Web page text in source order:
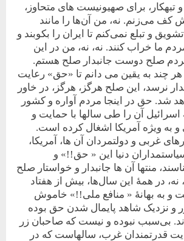
و تبهکار، برای صهیونیست های متحاوز،
می‌زنم. نه، من آن‌ها را مانند
و تبلع نمی‌کنم تا ایران را بکوبند و
ما خراب کنند. نه، نه، من در این
مردم صلح دوست جانبدار صلح هستم.
چند به یقین می دانم تا «حق» رعایت
نرسد، این صلح هرگز، هرگز، در خاور
شد. حق در اینجا مردم آواره و کشور
آن را طی سالها با حمایت و
به ویژه آمریکا اشغال کرده است.
غربی و دولتمردان آن ها، آمریکا،
سیاستمداران دنیا این « حق!!» و
منتها آن ها جانبدار و خواستار صلح
نه، در همۀ این سال‌ها، بیش از هفتاد
و به بهانۀ « منافع ملی!!» خاموش
و نزدیک شاهد پایمال شدن حق بوده
بی‌سبب نبوده و نیست که صاحبان زر
قدرتمندان غرب، سالهاست که در